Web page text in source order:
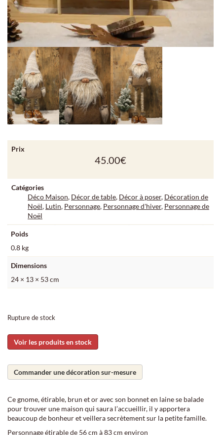
Prix
45.00€
Catégories
Déco Maison, Décor de table, Décor à poser, Décoration de
Noël, Lutin, Personnage, Personnage d'hiver, Personnage de
Noël
Poids
0.8 kg
Dimensions
24 × 13 × 53 cm
Rupture de stock
Voir les produits en stock
Commander une décoration sur-mesure
Ce gnome, étirable, brun et or avec son bonnet en laine se balade
pour trouver une maison qui saura l’accueillir, il y apportera
beaucoup de bonheur et veillera secrètement sur la petite famille.
Personnage étirable de 56 cm à 83 cm environ